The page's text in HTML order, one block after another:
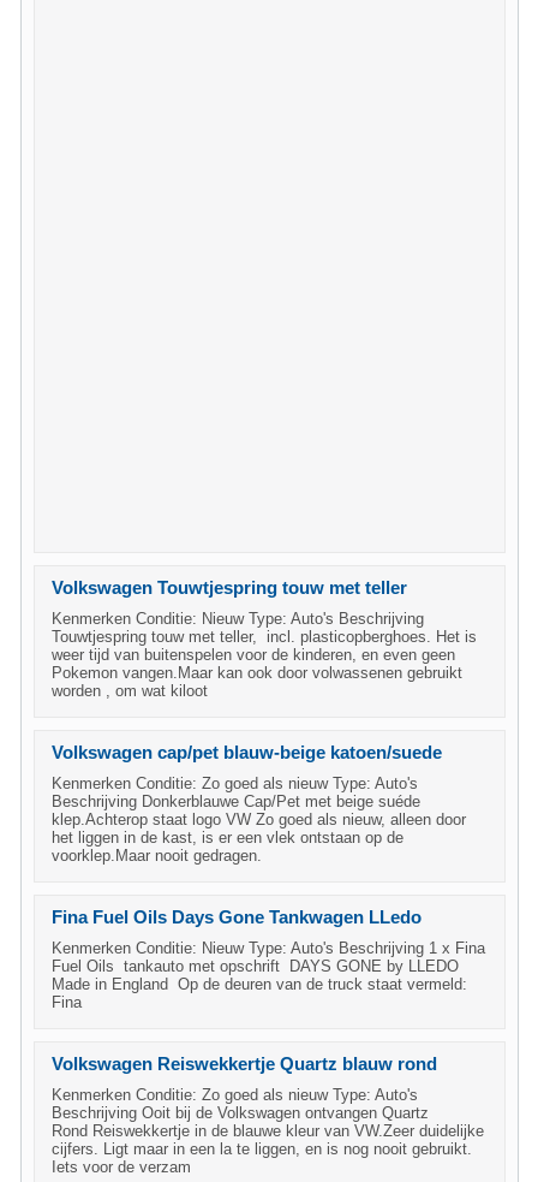
Volkswagen Touwtjespring touw met teller
Kenmerken Conditie: Nieuw Type: Auto's Beschrijving
Touwtjespring touw met teller, incl. plasticopberghoes. Het is
weer tijd van buitenspelen voor de kinderen, en even geen
Pokemon vangen.Maar kan ook door volwassenen gebruikt
worden , om wat kiloot
Volkswagen cap/pet blauw-beige katoen/suede
Kenmerken Conditie: Zo goed als nieuw Type: Auto's
Beschrijving Donkerblauwe Cap/Pet met beige suéde
klep.Achterop staat logo VW Zo goed als nieuw, alleen door
het liggen in de kast, is er een vlek ontstaan op de
voorklep.Maar nooit gedragen.
Fina Fuel Oils Days Gone Tankwagen LLedo
Kenmerken Conditie: Nieuw Type: Auto's Beschrijving 1 x Fina
Fuel Oils tankauto met opschrift DAYS GONE by LLEDO
Made in England Op de deuren van de truck staat vermeld:
Fina
Volkswagen Reiswekkertje Quartz blauw rond
Kenmerken Conditie: Zo goed als nieuw Type: Auto's
Beschrijving Ooit bij de Volkswagen ontvangen Quartz
Rond Reiswekkertje in de blauwe kleur van VW.Zeer duidelijke
cijfers. Ligt maar in een la te liggen, en is nog nooit gebruikt.
Iets voor de verzam